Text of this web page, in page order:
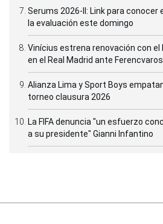
Serums 2026-II: Link para conocer
la evaluación este domingo
Vinícius estrena renovación con
en el Real Madrid ante Ferencvaros
Alianza Lima y Sport Boys
torneo clausura 2026
La FIFA denuncia "un esfuerzo
a su presidente" Gianni Infantino